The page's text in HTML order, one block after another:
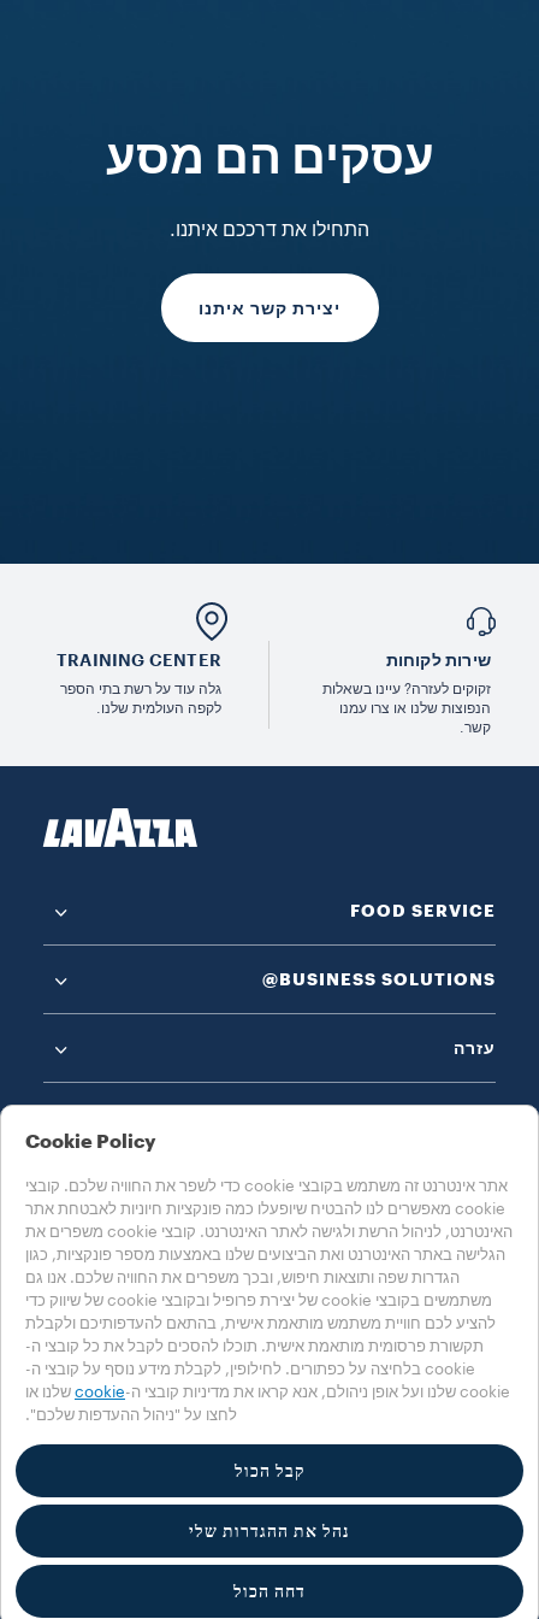
Blue
גלו עוד
Hero
גלו עוד
Blue
גלו עוד
עסקים הם מסע
התחילו את דרככם איתנו.
יצירת קשר איתנו
שירות לקוחות
זקוקים לעזרה? עיינו בשאלות
הנפוצות שלנו או צרו עמנו
קשר.
TRAINING CENTER
גלה עוד על רשת בתי הספר
לקפה העולמית שלנו.
FOOD SERVICE
‎@BUSINESS SOLUTIONS
עזרה
ישראל
מדיניות הפרטיות מדיניות קובצי Cookie
אזור קובצי Cookie
Accessibility Statement
‎© 2025 LUIGI LAVAZZA SPA, כל הזכויות שמורות – מספר עוסק לצורכי מע"מ
Cookie Policy
אתר אינטרנט זה משתמש בקובצי cookie כדי לשפר את החוויה שלכם. קובצי
cookie מאפשרים לנו להבטיח שיופעלו כמה פונקציות חיוניות לאבטחת אתר
האינטרנט, לניהול הרשת ולגישה לאתר האינטרנט. קובצי cookie משפרים את
הגלישה באתר האינטרנט ואת הביצועים שלנו באמצעות מספר פונקציות, כגון
הגדרות שפה ותוצאות חיפוש, ובכך משפרים את החוויה שלכם. אנו גם
משתמשים בקובצי cookie של יצירת פרופיל ובקובצי cookie של שיווק כדי
להציע לכם חוויית משתמש מותאמת אישית, בהתאם להעדפותיכם ולקבלת
תקשורת פרסומית מותאמת אישית. תוכלו להסכים לקבל את כל קובצי ה-
cookie בלחיצה על כפתורים. לחילופין, לקבלת מידע נוסף על קובצי ה-
cookie שלנו ועל אופן ניהולם, אנא קראו את מדיניות קובצי ה-
cookie שלנו או
לחצו על "ניהול ההעדפות שלכם".
קבל הכול
נהל את ההגדרות שלי
דחה הכול